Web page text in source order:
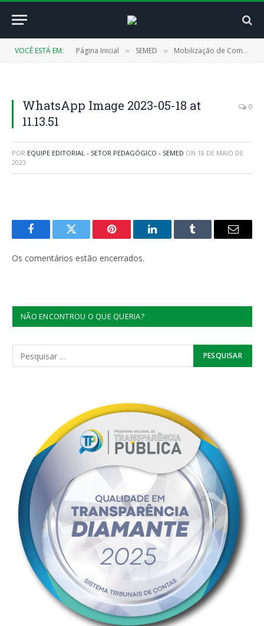
VOCÊ ESTÁ EM: Página Inicial » SEMED » Mobilização de Combate ao Abuso e à Exploração Sexual Contra Crianças e Adolescentes é Realizada nas Escolas Públicas Municipais
WhatsApp Image 2023-05-18 at
11.13.51
0
POR EQUIPE EDITORIAL - SETOR PEDAGÓGICO - SEMED ON 18 DE MAIO DE
2023
FacebookTwitter Pinterest LinkedInTumblr
E-
Os comentários estão encerrados.
NÃO ENCONTROU O QUE QUERIA?